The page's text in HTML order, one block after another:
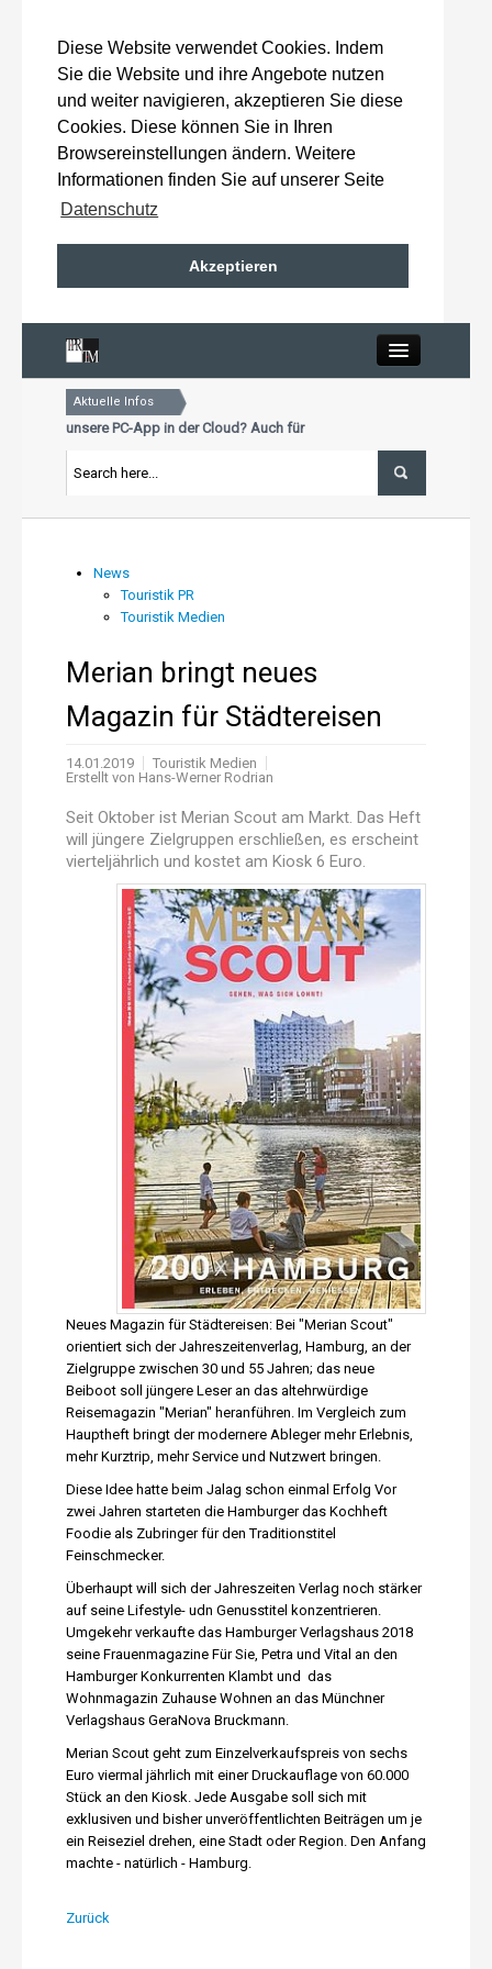
Diese Website verwendet Cookies. Indem
Sie die Website und ihre Angebote nutzen
und weiter navigieren, akzeptieren Sie diese
Cookies. Diese können Sie in Ihren
Browsereinstellungen ändern. Weitere
Informationen finden Sie auf unserer Seite
Datenschutz
Akzeptieren
Home
Online-Adressanwendung
Einträge aktualisieren
Aktuelle Infos
schon unsere PC-App in der Cloud? Auch für Mac und Tablet
Aktualisierungstermin für Premiumkunden: 15. Oktober 2026
schon unsere PC-App in der Cloud? Auch für Mac und Tablet
Merian bringt neues
Magazin für Städtereisen
14.01.2019
Touristik Medien
Erstellt von Hans-Werner Rodrian
Seit Oktober ist Merian Scout am Markt. Das Heft
will jüngere Zielgruppen erschließen, es erscheint
vierteljährlich und kostet am Kiosk 6 Euro.
Neues Magazin für Städtereisen: Bei "Merian Scout"
orientiert sich der Jahreszeitenverlag, Hamburg, an der
Zielgruppe zwischen 30 und 55 Jahren; das neue
Beiboot soll jüngere Leser an das altehrwürdige
Reisemagazin "Merian" heranführen. Im Vergleich zum
Hauptheft bringt der modernere Ableger mehr Erlebnis,
mehr Kurztrip, mehr Service und Nutzwert bringen.
Diese Idee hatte beim Jalag schon einmal Erfolg Vor
zwei Jahren starteten die Hamburger das Kochheft
Foodie als Zubringer für den Traditionstitel
Feinschmecker.
Überhaupt will sich der Jahreszeiten Verlag noch stärker
auf seine Lifestyle- udn Genusstitel konzentrieren.
Umgekehr verkaufte das Hamburger Verlagshaus 2018
seine Frauenmagazine Für Sie, Petra und Vital an den
Hamburger Konkurrenten Klambt und das
Wohnmagazin Zuhause Wohnen an das Münchner
Verlagshaus GeraNova Bruckmann.
Merian Scout geht zum Einzelverkaufspreis von sechs
Euro viermal jährlich mit einer Druckauflage von 60.000
Stück an den Kiosk. Jede Ausgabe soll sich mit
exklusiven und bisher unveröffentlichten Beiträgen um je
ein Reiseziel drehen, eine Stadt oder Region. Den Anfang
machte - natürlich - Hamburg.
Zurück
News
Touristik PR
Touristik Medien